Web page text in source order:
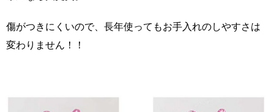
傷がつきにくいので、長年使ってもお手入れのしやすさは
変わりません！！